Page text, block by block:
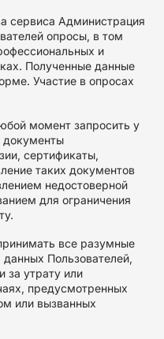
сервиса Администрация
опросы, в том
и
Полученные данные
Участие в опросах
момент запросить у
документы
сертификаты,
таких документов
недостоверной
для ограничения
все разумные
Пользователей,
за утрату или
предусмотренных
или вызванных